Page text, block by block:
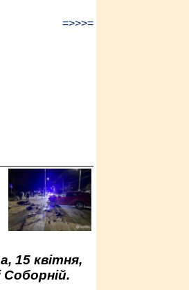
=>>>=
15 квітня,
Соборній.